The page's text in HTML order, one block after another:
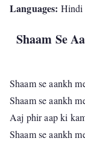
Languages: Hindi
Shaam Se
Shaam se aankh
Shaam se aankh
Aaj phir aap ki
Shaam se aankh